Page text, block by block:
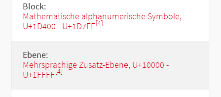
Block:
Mathematische alphanumerische Symbole,
U+1D400 - U+1D7FF[4]
Ebene:
Mehrsprachige Zusatz-Ebene, U+10000 -
U+1FFFF[4]